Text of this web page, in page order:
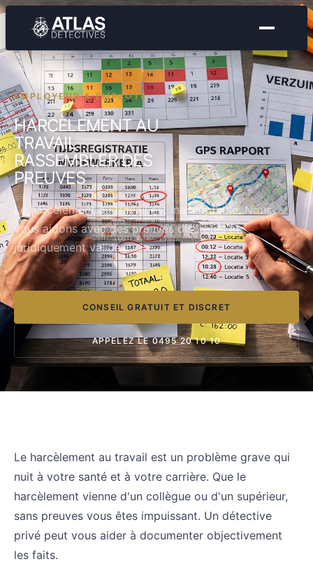
EMPLOYEUR & EMPLOYÉ
HARCÈLEMENT AU
TRAVAIL
RASSEMBLER DES
PREUVES
Le harcèlement au travail est inacceptable. Nous
vous aidons avec des preuves discrètes et
juridiquement valides.
CONSEIL GRATUIT ET DISCRET
APPELEZ LE 0495 20 10 10
Le harcèlement au travail est un problème grave qui
nuit à votre santé et à votre carrière. Que le
harcèlement vienne d'un collègue ou d'un supérieur,
sans preuves vous êtes impuissant. Un détective
privé peut vous aider à documenter objectivement
les faits.